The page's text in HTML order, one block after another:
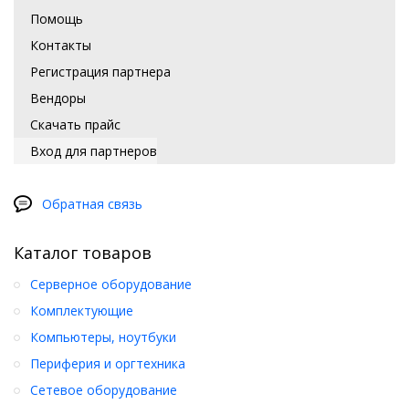
Помощь
Контакты
Регистрация партнера
Вендоры
Скачать прайс
Вход для партнеров
Обратная связь
Каталог товаров
Серверное оборудование
Комплектующие
Компьютеры, ноутбуки
Периферия и оргтехника
Сетевое оборудование